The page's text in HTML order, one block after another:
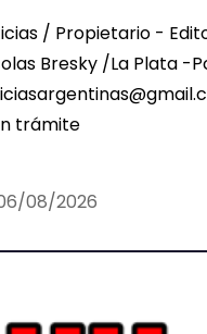
/ Propietario -
Bresky /La Plata -
trámite
08/2026